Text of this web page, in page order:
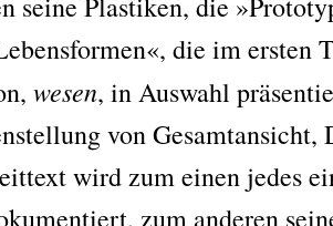
die im ers­ten
wesen, in Aus­wahl
von
wird zum einen jedes
zum ande­ren